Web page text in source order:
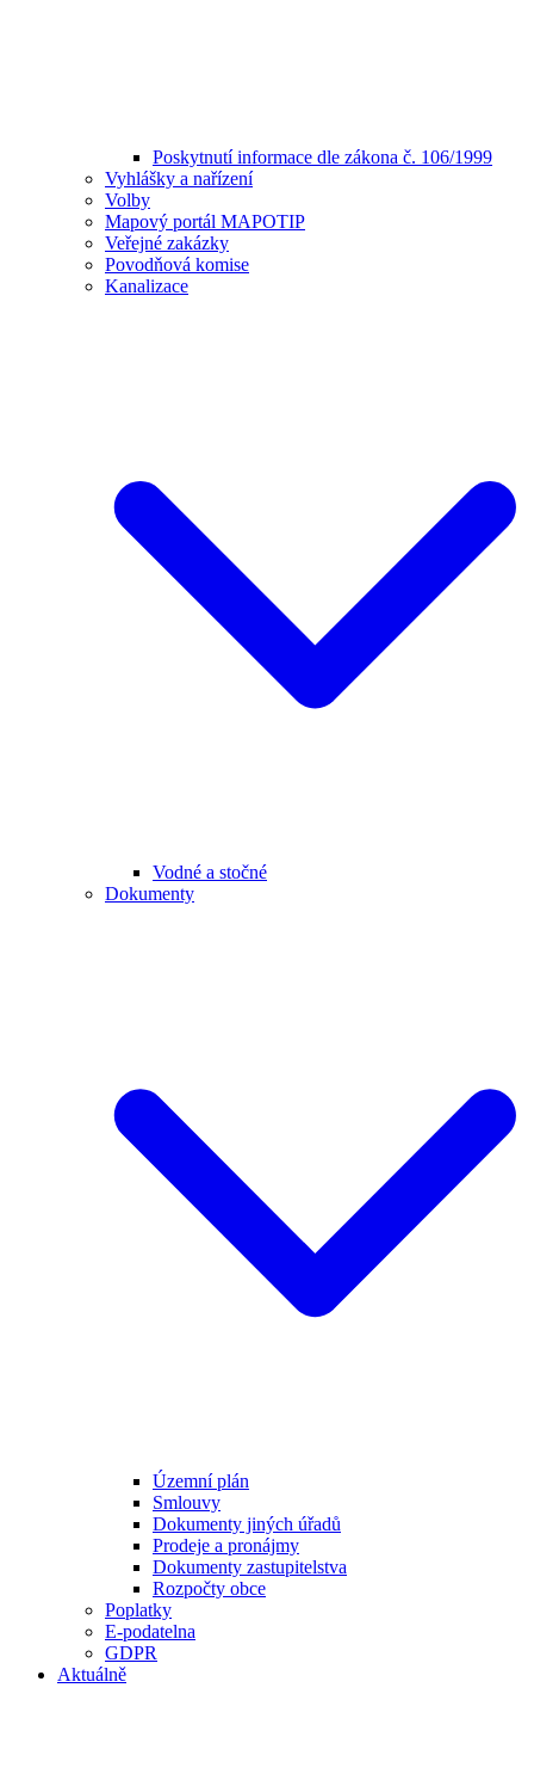
Poskytnutí informace dle zákona č. 106/1999
Vyhlášky a nařízení
Volby
Mapový portál MAPOTIP
Veřejné zakázky
Povodňová komise
Kanalizace
Vodné a stočné
Dokumenty
Územní plán
Smlouvy
Dokumenty jiných úřadů
Prodeje a pronájmy
Dokumenty zastupitelstva
Rozpočty obce
Poplatky
E-podatelna
GDPR
Aktuálně